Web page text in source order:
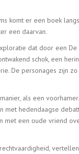
komt er een boek
een daarvan.
dat door een
schok, een
De personages zijn
als een
hedendaagse
met een oude vriend